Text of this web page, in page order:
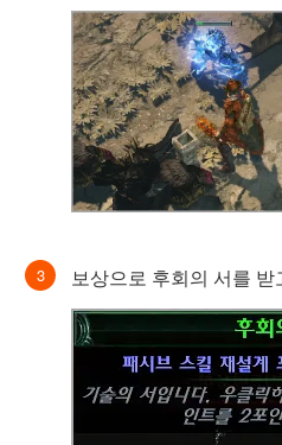
보상으로 후회의 서를